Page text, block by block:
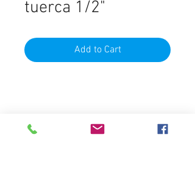
tuerca 1/2"
Add to Cart
Material